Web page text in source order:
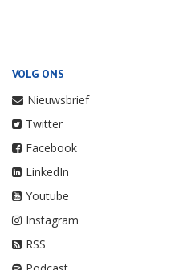
VOLG ONS
Nieuwsbrief
Twitter
Facebook
LinkedIn
Youtube
Instagram
RSS